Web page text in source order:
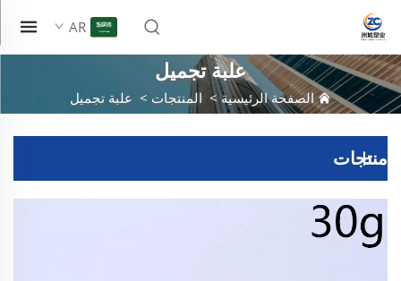
AR
علبة تجميل
الصفحة الرئيسية>المنتجات > علبة تجميل
منتجات